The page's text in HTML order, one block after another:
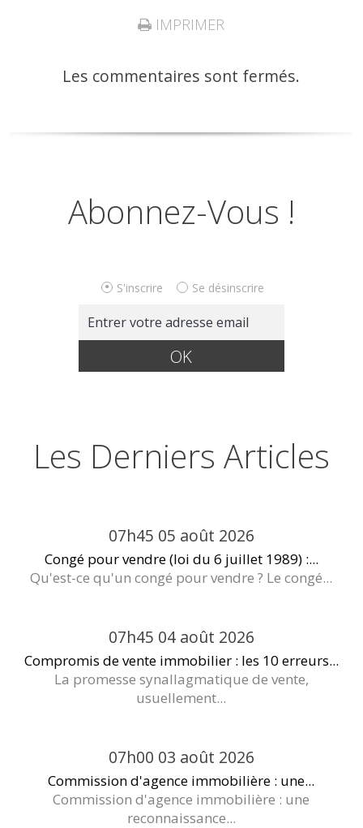
IMPRIMER
Les commentaires sont fermés.
Abonnez-Vous !
S'inscrire Se désinscrire
Les Derniers Articles
07h45 05 août 2026
Congé pour vendre (loi du 6 juillet 1989) :...
Qu'est-ce qu'un congé pour vendre ? Le congé...
07h45 04 août 2026
Compromis de vente immobilier : les 10 erreurs...
La promesse synallagmatique de vente,
usuellement...
07h00 03 août 2026
Commission d'agence immobilière : une...
Commission d'agence immobilière : une
reconnaissance...